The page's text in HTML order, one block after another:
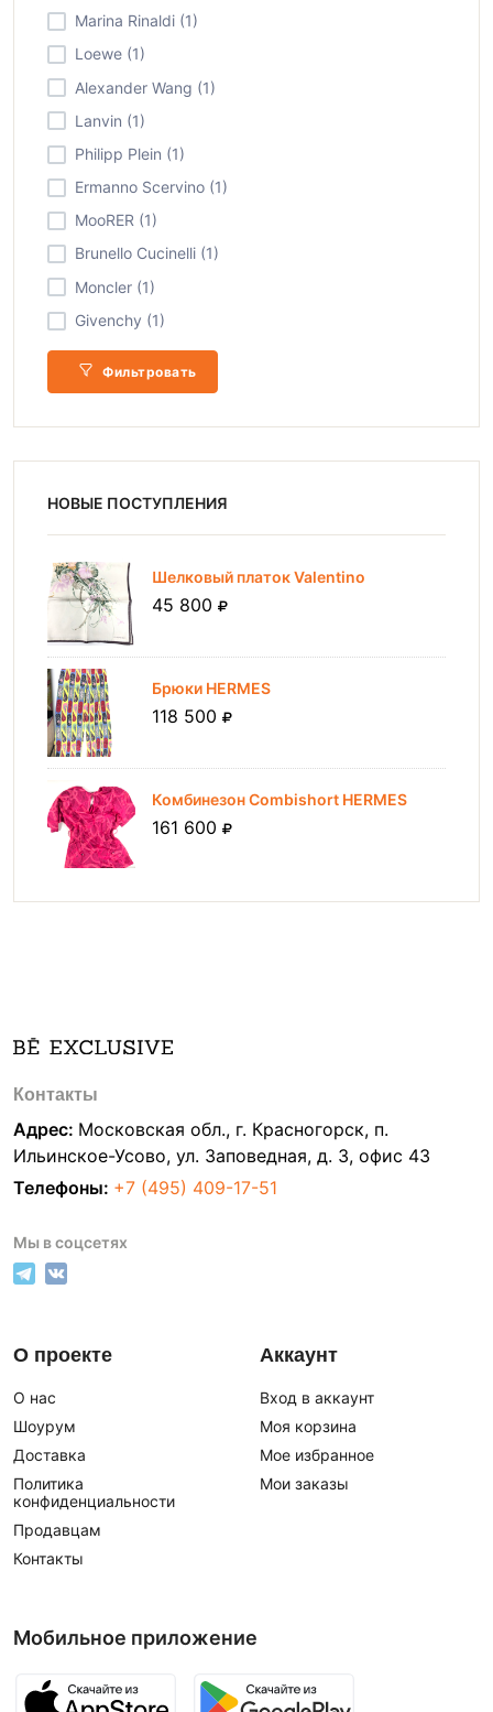
Marina Rinaldi (1)
Loewe (1)
Alexander Wang (1)
Lanvin (1)
Philipp Plein (1)
Ermanno Scervino (1)
MooRER (1)
Brunello Cucinelli (1)
Moncler (1)
Givenchy (1)
Фильтровать
НОВЫЕ ПОСТУПЛЕНИЯ
Шелковый платок Valentino
45 800
Брюки HERMES
118 500
Комбинезон Combishort HERMES
161 600
Контакты
Адрес: Московская обл., г. Красногорск, п.
Ильинское-Усово, ул. Заповедная, д. 3, офис 43
Телефоны: +7 (495) 409-17-51
Мы в соцсетях
О проекте
О нас
Шоурум
Доставка
Политика
конфиденциальности
Продавцам
Контакты
Аккаунт
Вход в аккаунт
Моя корзина
Мое избранное
Мои заказы
Мобильное приложение